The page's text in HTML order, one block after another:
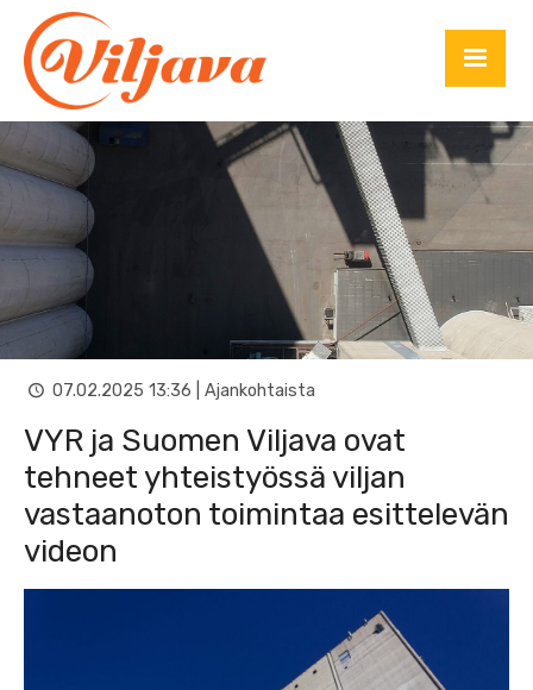
07.02.2025 13:36 | Ajankohtaista
VYR ja Suomen Viljava ovat
tehneet yhteistyössä viljan
vastaanoton toimintaa esittelevän
videon